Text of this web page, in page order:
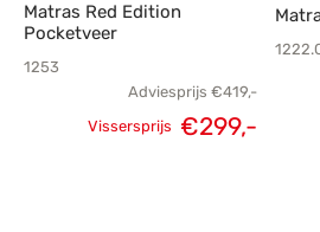
Matras Red Edition
Pocketveer
1253
Adviesprijs €419,-
Oorspronkelijke
Vissersprijs €299,-